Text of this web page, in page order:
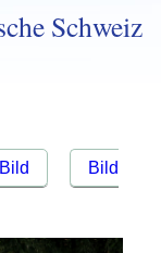
Schweiz
Bild